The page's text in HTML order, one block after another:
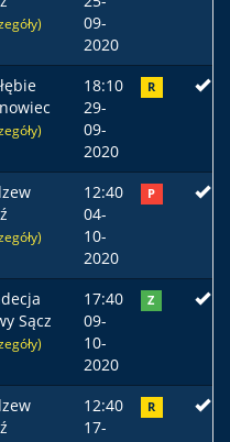
09-
2020
18:10
29-
09-
2020
R
12:40
04-
10-
2020
P
Sącz
17:40
09-
10-
2020
Z
12:40
17-
R